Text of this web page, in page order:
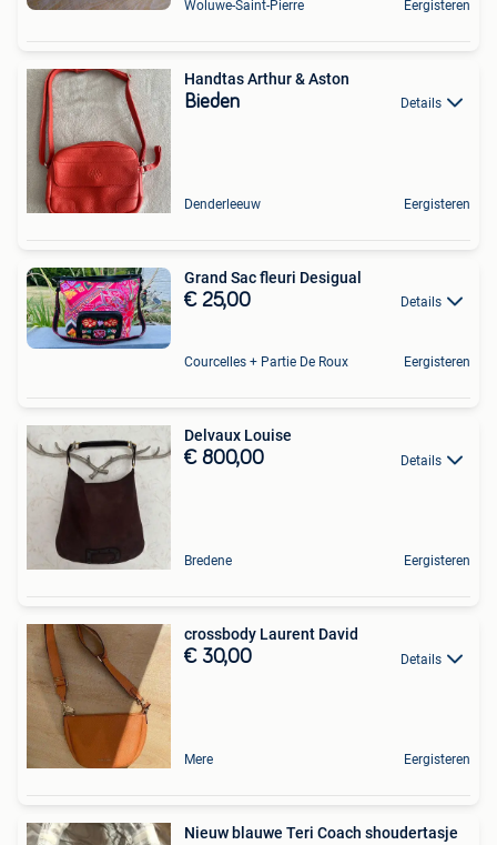
Woluwe-Saint-Pierre Eergisteren
Handtas Arthur & Aston
Bieden Details
Denderleeuw Eergisteren
Grand Sac fleuri Desigual
€ 25,00 Details
Courcelles + Partie De Roux Eergisteren
Delvaux Louise
€ 800,00 Details
Bredene Eergisteren
crossbody Laurent David
€ 30,00 Details
Mere Eergisteren
Nieuw blauwe Teri Coach shoudertasje